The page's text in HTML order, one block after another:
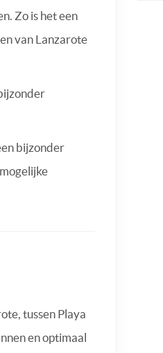
Zo is het een
van Lanzarote
bijzonder
tussen Playa
en optimaal